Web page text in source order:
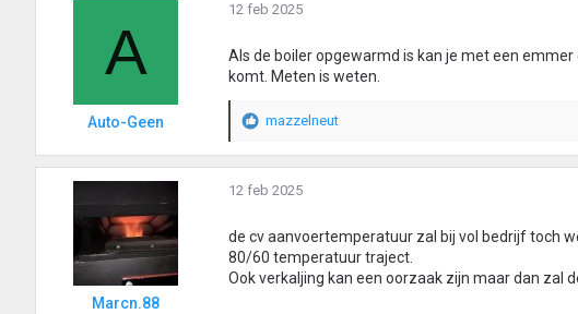
A
Auto-Geen
12 feb 2025
Als de boiler opgewarmd is kan je met een
komt. Meten is weten.
W
a
r
r
i
n
mazzelneut
Marcn.88
12 feb 2025
de cv aanvoertemperatuur zal bij vol bedrijf toch
80/60 temperatuur traject.
Ook verkaljing kan een oorzaak zijn maar dan zal